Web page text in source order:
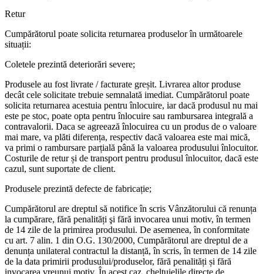
Retur
Cumpărătorul poate solicita returnarea produselor în următoarele
situații:
Coletele prezintă deteriorări severe;
Produsele au fost livrate / facturate greșit. Livrarea altor produse
decât cele solicitate trebuie semnalată imediat. Cumpărătorul poate
solicita returnarea acestuia pentru înlocuire, iar dacă produsul nu mai
este pe stoc, poate opta pentru înlocuire sau rambursarea integrală a
contravalorii. Daca se agreează înlocuirea cu un produs de o valoare
mai mare, va plăti diferența, respectiv dacă valoarea este mai mică,
va primi o rambursare parțială până la valoarea produsului înlocuitor.
Costurile de retur și de transport pentru produsul înlocuitor, dacă este
cazul, sunt suportate de client.
Produsele prezintă defecte de fabricație;
Cumpărătorul are dreptul să notifice în scris Vânzătorului că renunța
la cumpărare, fără penalități şi fără invocarea unui motiv, în termen
de 14 zile de la primirea produsului. De asemenea, în conformitate
cu art. 7 alin. 1 din O.G. 130/2000, Cumpărătorul are dreptul de a
denunța unilateral contractul la distanță, în scris, în termen de 14 zile
de la data primirii produsului/produselor, fără penalități și fără